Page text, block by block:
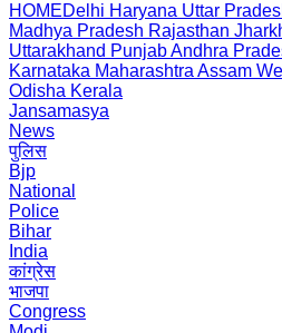
HOMEDelhi Haryana Uttar
Madhya Pradesh Rajasthan
Uttarakhand PunjabAndhra
Karnataka Maharashtra Assam
Odisha Kerala
Jansamasya
News
पुलिस
Bjp
National
Police
Bihar
India
कांग्रेस
भाजपा
Congress